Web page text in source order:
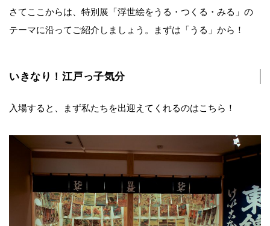
さてここからは、特別展「浮世絵をうる・つくる・みる」の
テーマに沿ってご紹介しましょう。まずは「うる」から！
いきなり！江戸っ子気分
入場すると、まず私たちを出迎えてくれるのはこちら！